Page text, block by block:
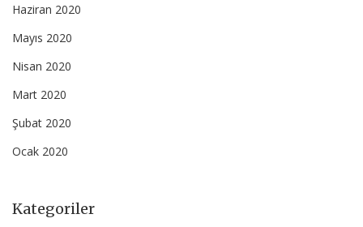
Haziran 2020
Mayıs 2020
Nisan 2020
Mart 2020
Şubat 2020
Ocak 2020
Kategoriler